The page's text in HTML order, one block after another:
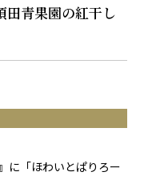
田青果園の紅干し
に「ほわいとぱりろー